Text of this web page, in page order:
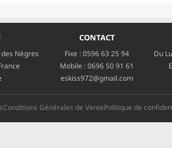
Nègres
CONTACT
Fixe :0596 63 25 94
Mobile :0696 50 91 61
eskiss972@gmail.com
Du
Conditions Générales de VentePolitique de